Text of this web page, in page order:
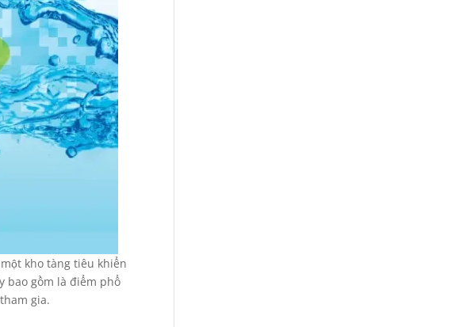
kho tàng tiêu khiển
bao gồm là điểm phổ
gia.